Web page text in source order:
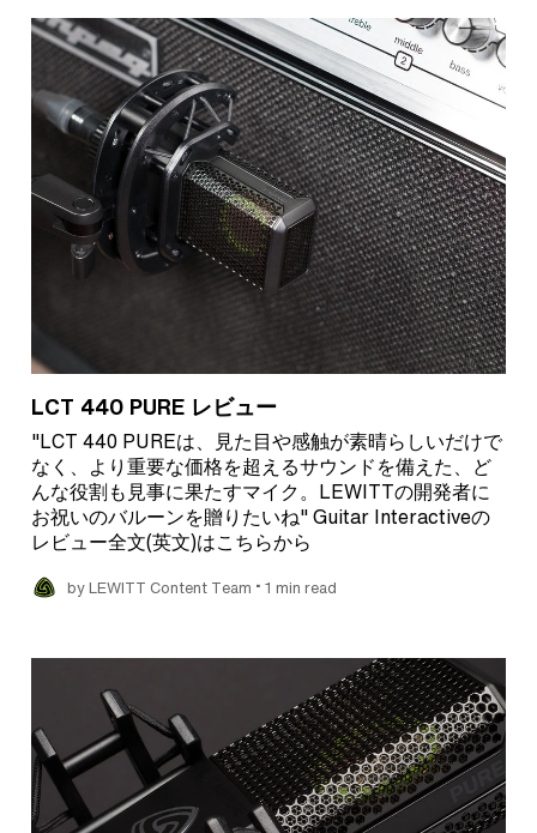
LCT 440 PURE レビュー
"LCT 440 PUREは、見た目や感触が素晴らしいだけで
なく、より重要な価格を超えるサウンドを備えた、ど
んな役割も見事に果たすマイク。LEWITTの開発者に
お祝いのバルーンを贈りたいね" Guitar Interactiveの
レビュー全文(英文)はこちらから
by LEWITT Content Team • 1 min read